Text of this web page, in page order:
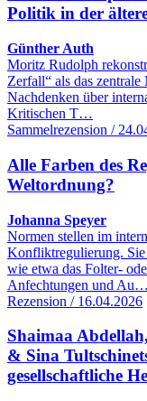
Politik in der
Günther Auth
Moritz Rudolph
Zerfall“ als das
Nachdenken über
Kritischen T…
Sammelrezension /
Alle Farben des
Weltordnung?
Johanna Speyer
Normen stellen im
Konfliktregulierung. Sie
wie etwa das Folter-
Anfechtungen und Au…
Rezension / 16.04.2026
Shaimaa
& Sina
gesellschaftliche